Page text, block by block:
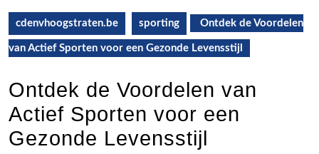
cdenvhoogstraten.be sporting Ontdek de Voordelen
van Actief Sporten voor een Gezonde Levensstijl
Ontdek de Voordelen van
Actief Sporten voor een
Gezonde Levensstijl